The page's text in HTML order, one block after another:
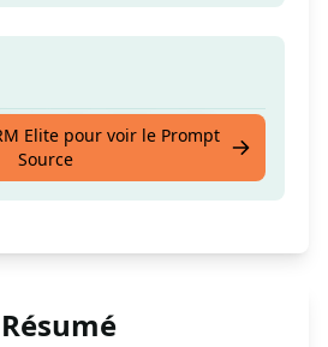
pour les ventes ou le
Elite pour voir le Prompt
Source
Résumé